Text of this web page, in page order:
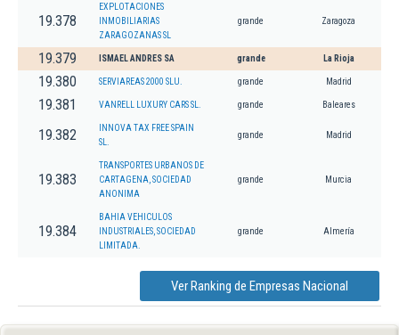
19.378
EXPLOTACIONES
INMOBILIARIAS
ZARAGOZANAS SL
grande Zaragoza
19.379 ISMAEL ANDRES SA grande La Rioja
19.380 SERVIAREAS 2000 SLU. grande Madrid
19.381 VANRELL LUXURY CARS SL. grande Baleares
19.382
INNOVA TAX FREE SPAIN
SL.
grande Madrid
19.383
TRANSPORTES URBANOS DE
CARTAGENA, SOCIEDAD
ANONIMA
grande Murcia
19.384
BAHIA VEHICULOS
INDUSTRIALES, SOCIEDAD
LIMITADA.
grande Almería
Ver Ranking de Empresas Nacional